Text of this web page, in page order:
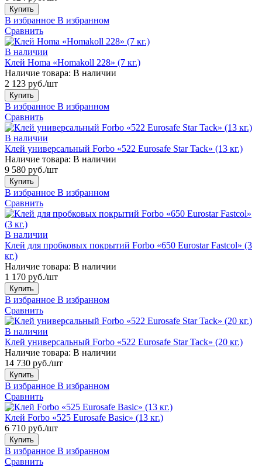
Купить
В избранное В избранном
Сравнить
В наличии
Клей Homa «Homakoll 228» (7 кг.)
Наличие товара: В наличии
2 123 руб./шт
Купить
В избранное В избранном
Сравнить
В наличии
Клей универсальный Forbo «522 Eurosafe Star Tack» (13 кг.)
Наличие товара: В наличии
9 580 руб./шт
Купить
В избранное В избранном
Сравнить
В наличии
Клей для пробковых покрытий Forbo «650 Eurostar Fastcol» (3
кг.)
Наличие товара: В наличии
1 170 руб./шт
Купить
В избранное В избранном
Сравнить
В наличии
Клей универсальный Forbo «522 Eurosafe Star Tack» (20 кг.)
Наличие товара: В наличии
14 730 руб./шт
Купить
В избранное В избранном
Сравнить
Клей Forbo «525 Eurosafe Basic» (13 кг.)
6 710 руб./шт
Купить
В избранное В избранном
Сравнить